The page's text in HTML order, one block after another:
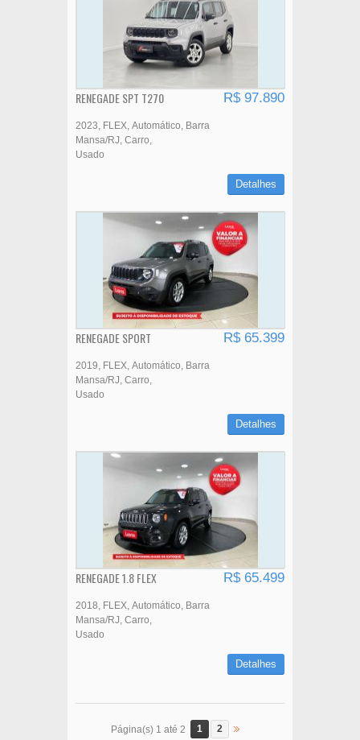
RENEGADE SPT T270 R$ 97.890
2023 FLEX Automático
Barra
Mansa/RJ Carro
Usado
Detalhes
RENEGADE SPORT R$ 65.399
2019 FLEX Automático
Barra
Mansa/RJ Carro
Usado
Detalhes
RENEGADE 1.8 FLEX R$ 65.499
2018 FLEX Automático
Barra
Mansa/RJ Carro
Usado
Detalhes
Página(s) 1 até 2 1 2